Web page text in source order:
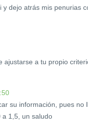
y dejo atrás mis penurias
ajustarse a tu propio
su información, pues
a 1,5, un saludo